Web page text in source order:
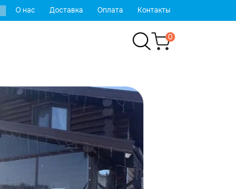
О нас Доставка Оплата Контакты
0